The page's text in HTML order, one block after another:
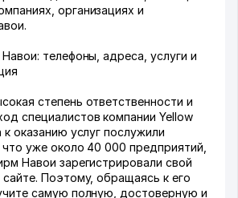
организациях и
телефоны, адреса, услуги и
степень ответственности и
специалистов компании Yellow
к оказанию услуг послужили
уже около 40 000 предприятий,
Навои зарегистрировали свой
Поэтому, обращаясь к его
самую полную, достоверную и